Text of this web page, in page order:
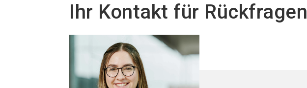
Ihr Kontakt für Rückfragen